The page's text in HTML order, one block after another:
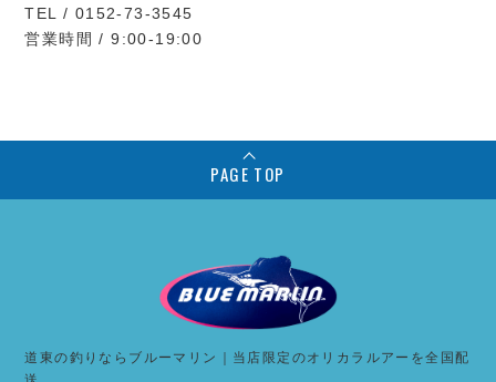
TEL / 0152-73-3545
営業時間 / 9:00-19:00
PAGE TOP
道東の釣りならブルーマリン｜当店限定のオリカラルアーを全国配